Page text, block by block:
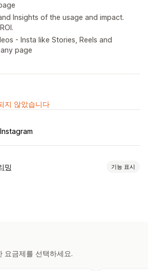
Insights of the usage and impact.
- Insta like Stories, Reels and
page
지 않았습니다
Instagram
밍 기능 표시
져오기
동영상 플레이어
요금제를 선택하세요.